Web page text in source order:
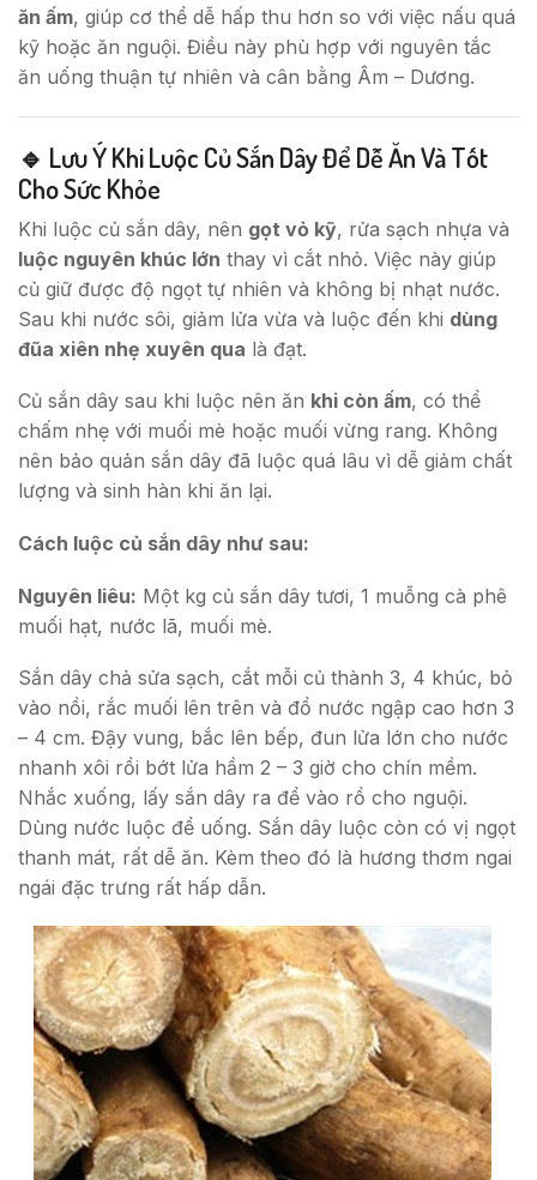
ăn ấm, giúp cơ thể dễ hấp thu hơn so với việc nấu quá
kỹ hoặc ăn nguội. Điều này phù hợp với nguyên tắc
ăn uống thuận tự nhiên và cân bằng Âm – Dương.
🔹 Lưu Ý Khi Luộc Củ Sắn Dây Để Dễ Ăn Và Tốt
Cho Sức Khỏe
Khi luộc củ sắn dây, nên gọt vỏ kỹ, rửa sạch nhựa và
luộc nguyên khúc lớn thay vì cắt nhỏ. Việc này giúp
củ giữ được độ ngọt tự nhiên và không bị nhạt nước.
Sau khi nước sôi, giảm lửa vừa và luộc đến khi dùng
đũa xiên nhẹ xuyên qua là đạt.
Củ sắn dây sau khi luộc nên ăn khi còn ấm, có thể
chấm nhẹ với muối mè hoặc muối vừng rang. Không
nên bảo quản sắn dây đã luộc quá lâu vì dễ giảm chất
lượng và sinh hàn khi ăn lại.
Cách luộc củ sắn dây như sau:
Nguyên liêu: Một kg củ sắn dây tươi, 1 muỗng cà phê
muối hạt, nước lã, muối mè.
Sắn dây chả sửa sạch, cắt mỗi củ thành 3, 4 khúc, bỏ
vào nồi, rắc muối lên trên và đổ nước ngập cao hơn 3
– 4 cm. Đậy vung, bắc lên bếp, đun lửa lớn cho nước
nhanh xôi rồi bớt lửa hầm 2 – 3 giờ cho chín mềm.
Nhắc xuống, lấy sắn dây ra để vào rổ cho nguội.
Dùng nước luộc để uống. Sắn dây luộc còn có vị ngọt
thanh mát, rất dễ ăn. Kèm theo đó là hương thơm ngai
ngái đặc trưng rất hấp dẫn.